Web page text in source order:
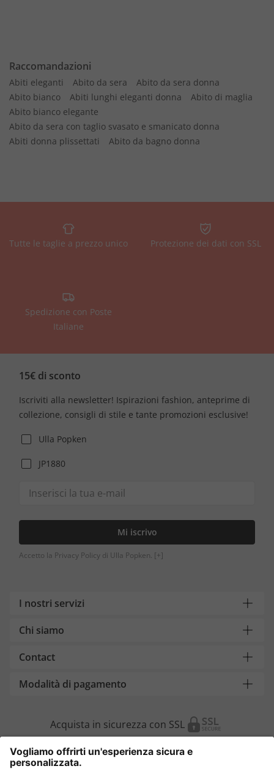
Raccomandazioni
Abiti eleganti Abito da sera
Abito da sera donna
Abito bianco
Abiti lunghi eleganti donna
Abito di maglia
Abito bianco elegante
Abito da sera con taglio svasato e smanicato donna
Abiti donna plissettati
Abito da bagno donna
Tutte le taglie a prezzo unico Protezione dei dati con SSL
Spedizione con Poste
Italiane
15€ di sconto
Iscriviti alla newsletter! Ispirazioni fashion, anteprime di
collezione, consigli di stile e tante promozioni esclusive!
Ulla Popken
JP1880
Mi iscrivo
Accetto la Privacy Policy di Ulla Popken. [+]
I nostri servizi
Chi siamo
Contact
Modalità di pagamento
Acquista in sicurezza con SSL
Cambia Paese